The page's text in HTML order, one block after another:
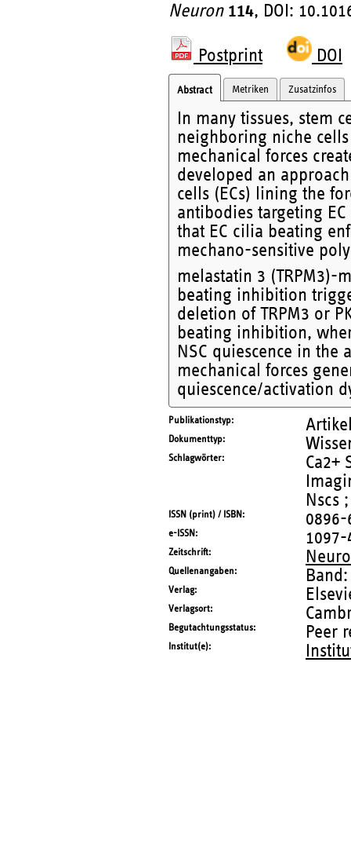
Neuron 114, DOI:
Postprint DOI
Abstract Metriken Zusatzinfos
In many tissues, stem
neighboring niche
mechanical forces
developed an
cells (ECs) lining the
antibodies targeting
that EC cilia beating
mechano-sensitive
melastatin 3 (TRPM3)-
beating inhibition
deletion of TRPM3 or
beating inhibition,
NSC quiescence in the
mechanical forces
quiescence/activation
Publikationstyp
Dokumenttyp
Schlagwörter
Ca2+
Nscs
ISSN (print) / ISBN 0896-
e-ISSN 1097-
Zeitschrift
Quellenangaben
Verlag
Verlagsort
Begutachtungsstatus Peer
Institut(e)